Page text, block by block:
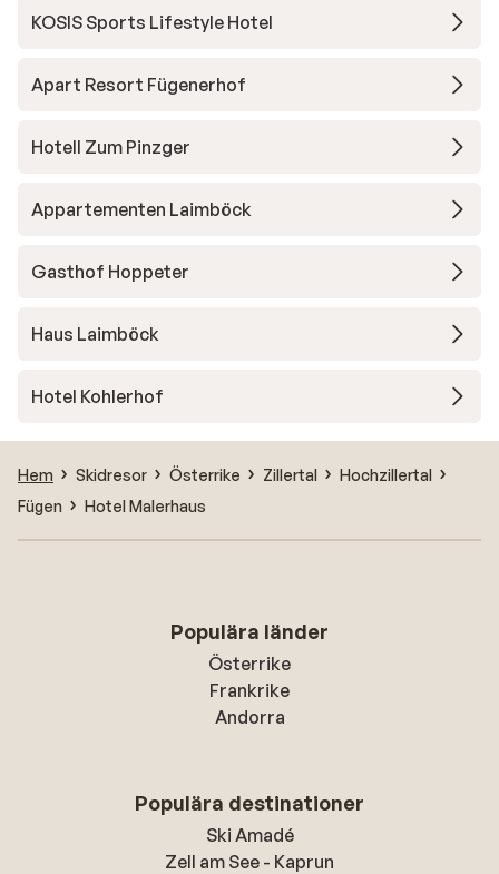
KOSIS Sports Lifestyle Hotel
Apart Resort Fügenerhof
Hotell Zum Pinzger
Appartementen Laimböck
Gasthof Hoppeter
Haus Laimböck
Hotel Kohlerhof
Hem Skidresor Österrike Zillertal
Hochzillertal
Fügen
Hotel Malerhaus
Populära länder
Österrike
Frankrike
Andorra
Populära destinationer
Ski Amadé
Zell am See - Kaprun